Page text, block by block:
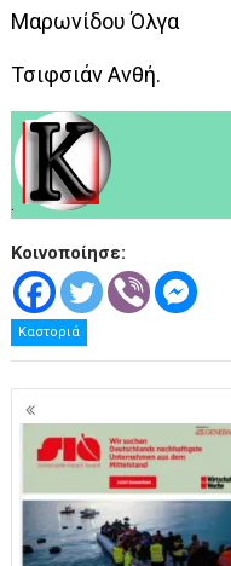
Μαρωνίδου Όλγα
Τσιφσιάν Ανθή.
.
Κοινοποίησε:
Καστοριά
Πλοήγηση
άρθρων